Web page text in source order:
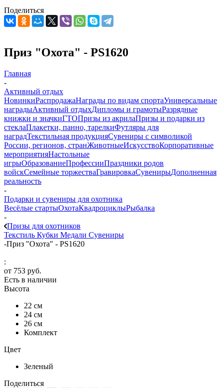
Поделиться
Приз "Охота" - PS1620
Главная
-
Активный отдых
НовинкиРаспродажаНаграды по видам спортаУниверсальные
наградыАктивный отдыхДипломы и грамотыРазрядные
книжки и значкиГТОПризы из акрилаПризы и подарки из
стеклаПлакетки, панно, тарелкиФутляры для
наградТекстильная продукцияСувениры с символикой
России, регионов, странЖивотныеИскусствоКорпоративные
мероприятияНастольные
игрыОбразованиеПрофессииПраздники родов
войскСемейные торжестваГравировкаСувенирыДополненная
реальность
-
Подарки и сувениры для охотника
Весёлые стартыОхотаКвадроциклыРыбалка
-
Призы для охотников
Текстиль Кубки Медали Сувениры
-Приз "Охота" - PS1620
:
от 753 руб.
Есть в наличии
Высота
22 см
24 см
26 см
Комплект
Цвет
Зеленый
Поделиться